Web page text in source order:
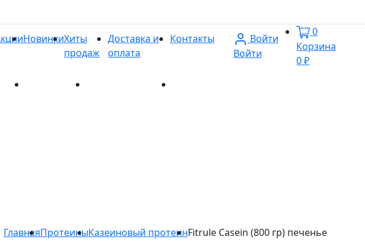
НовинкиХиты
продаж
Доставка и
оплата
Контакты
Войти
Войти
0
Корзина
0 ₽
Хиты продаж Доставка и оплата
ГлавнаяПротеиныКазеиновый протеинFitrule Casein (800 гр) печенье